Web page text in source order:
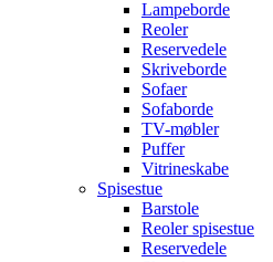
Lampeborde
Reoler
Reservedele
Skriveborde
Sofaer
Sofaborde
TV-møbler
Puffer
Vitrineskabe
Spisestue
Barstole
Reoler spisestue
Reservedele